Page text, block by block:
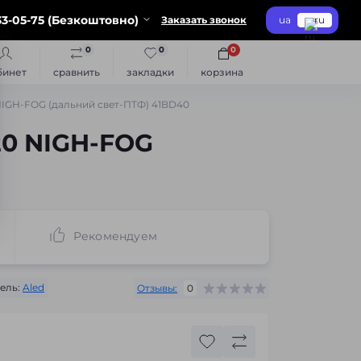
05-75 (Безкоштовно) Заказать звонок ua ru
сравнить
0
закладки
0
корзина
0
FOG (дальний свет-ПТФ) 41BD40
NIGH-FOG
Рекомендуем
Aled Отзывы: 0